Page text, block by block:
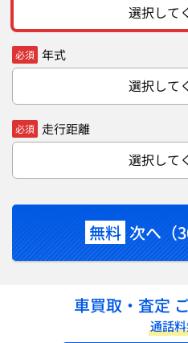
選択して
必須 年式
選択して
必須 走行距離
選択して
無料 次へ（
車買取・査定
通話